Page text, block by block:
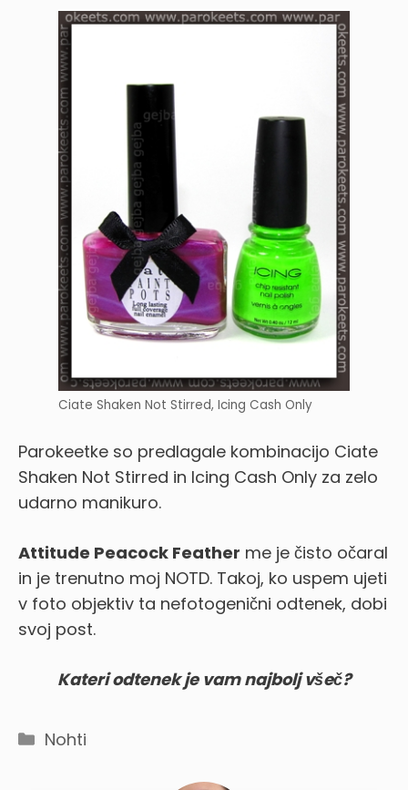
Ciate Shaken Not Stirred, Icing Cash Only
Parokeetke so predlagale kombinacijo Ciate
Shaken Not Stirred in Icing Cash Only za zelo
udarno manikuro.
Attitude Peacock Feather me je čisto očaral
in je trenutno moj NOTD. Takoj, ko uspem ujeti
v foto objektiv ta nefotogenični odtenek, dobi
svoj post.
Kateri odtenek je vam najbolj všeč?
Categories
Nohti